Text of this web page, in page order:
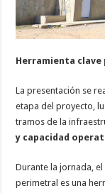
Herramienta clave
La presentación se
etapa del proyecto,
tramos de la
y capacidad
Durante la jornada,
perimetral es una